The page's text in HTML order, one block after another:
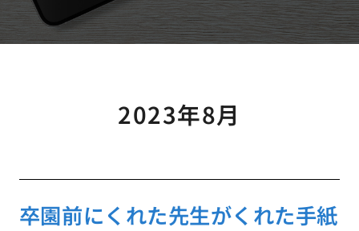
2023年8月
卒園前にくれた先生がくれた手紙